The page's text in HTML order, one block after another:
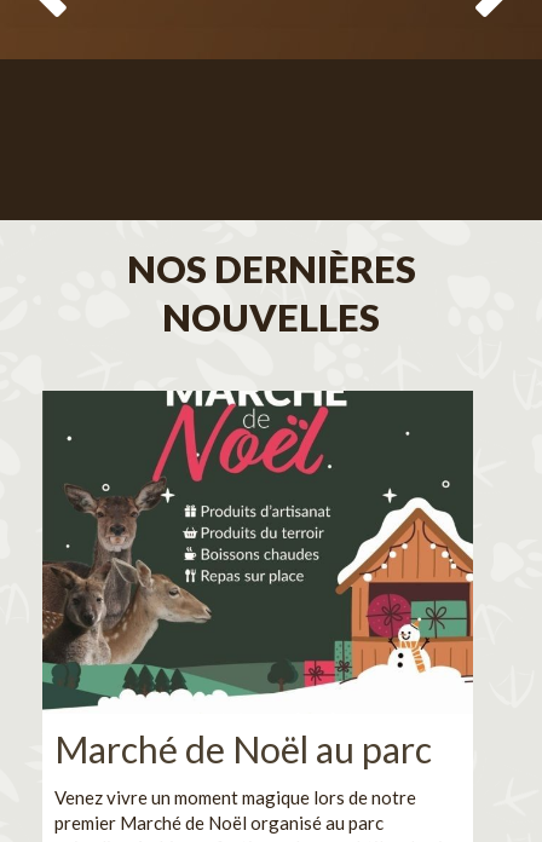
NOS DERNIÈRES
NOUVELLES
Marché de Noël au parc
Venez vivre un moment magique lors de notre
premier Marché de Noël organisé au parc